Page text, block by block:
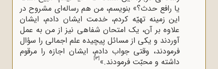
یا رافع حدث؟» بنویسم، من هم رساله‌اى مشروح در
این زمینه تهیّه کردم، خدمت ایشان دادم، ایشان
علاوه بر آن، یک ‌امتحان شفاهى نیز از من به عمل
آوردند و یکى از مسائل پیچیده علم اجمالى را سؤال
فرمودند، وقتى جواب دادم، ایشان اجازه را مرقوم
داشته و محبّت فرمودند.»[13]